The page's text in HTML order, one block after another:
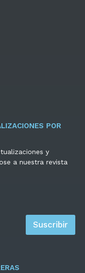
POR
y
a nuestra revista
Suscribir